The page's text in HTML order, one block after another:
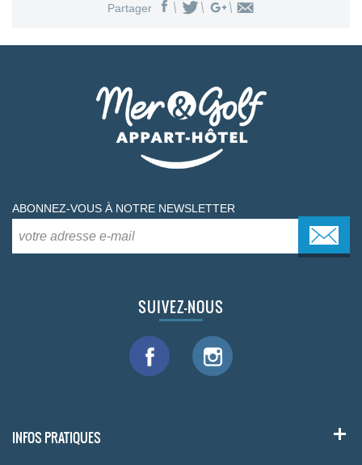
Partager
ABONNEZ-VOUS À NOTRE NEWSLETTER
SUIVEZ-NOUS
INFOS PRATIQUES